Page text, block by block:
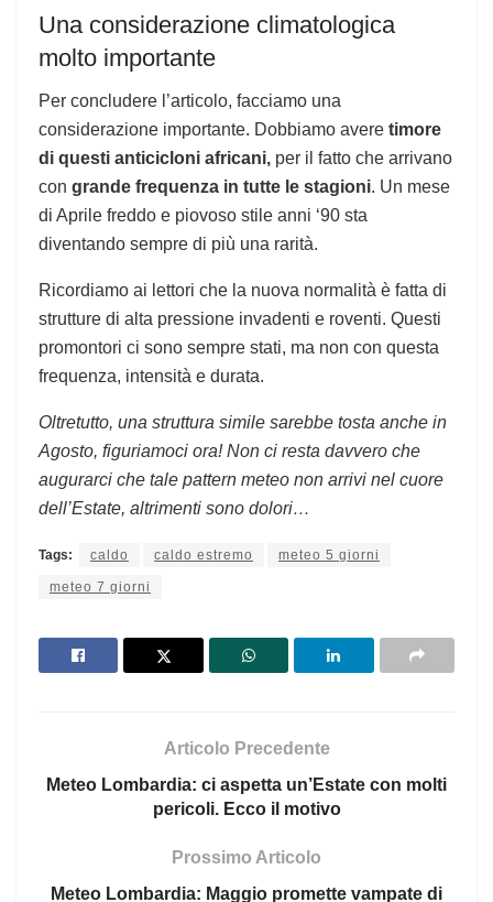
Una considerazione climatologica
molto importante
Per concludere l’articolo, facciamo una
considerazione importante. Dobbiamo avere timore
di questi anticicloni africani, per il fatto che arrivano
con grande frequenza in tutte le stagioni. Un mese
di Aprile freddo e piovoso stile anni ‘90 sta
diventando sempre di più una rarità.
Ricordiamo ai lettori che la nuova normalità è fatta di
strutture di alta pressione invadenti e roventi. Questi
promontori ci sono sempre stati, ma non con questa
frequenza, intensità e durata.
Oltretutto, una struttura simile sarebbe tosta anche in
Agosto, figuriamoci ora! Non ci resta davvero che
augurarci che tale pattern meteo non arrivi nel cuore
dell’Estate, altrimenti sono dolori…
Tags: caldo caldo estremo meteo 5 giorni
meteo 7 giorni
Articolo Precedente
Meteo Lombardia: ci aspetta un’Estate con molti
pericoli. Ecco il motivo
Prossimo Articolo
Meteo Lombardia: Maggio promette vampate di